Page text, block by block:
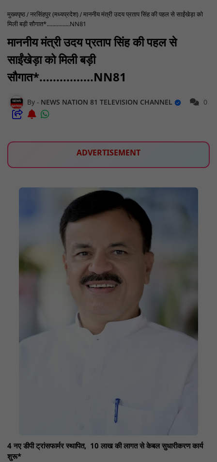
मुख्यपृष्ठ नरसिंहपुर (मध्यप्रदेश) माननीय मंत्री उदय प्रताप सिंह की पहल से साईंखेड़ा को
मिली बड़ी सौगात*................NN81
माननीय मंत्री उदय प्रताप सिंह की पहल से
साईंखेड़ा को मिली बड़ी
सौगात*................NN81
NEWS NATION 81 TELEVISION CHANNEL 0
ADVERTISEMENT
4 नए डीपी ट्रांसफार्मर स्थापित, 10 लाख की लागत से केबल सुधारीकरण कार्य
शुरू*